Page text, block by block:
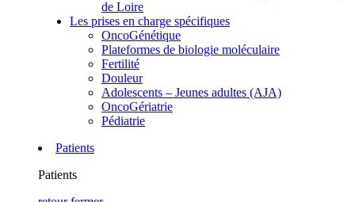
de Loire
Les prises en charge spécifiques
OncoGénétique
Plateformes de biologie moléculaire
Fertilité
Douleur
Adolescents – Jeunes adultes (AJA)
OncoGériatrie
Pédiatrie
Patients
Patients